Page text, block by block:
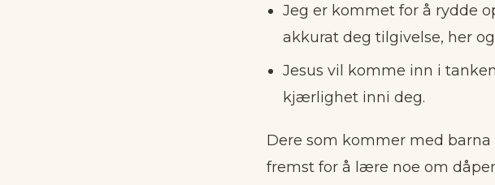
Jeg er kommet for å rydde
akkurat deg tilgivelse, her
Jesus vil komme inn i
kjærlighet inni deg.
Dere som kommer med
fremst for å lære noe om